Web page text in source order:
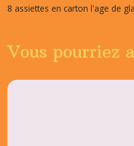
8 assiettes en carton l'age de
Vous pourriez